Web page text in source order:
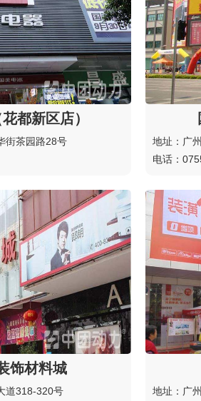
都新区店）
街茶园路28号
地址：广
电话：
饰材料城
道318-320号
地址：广